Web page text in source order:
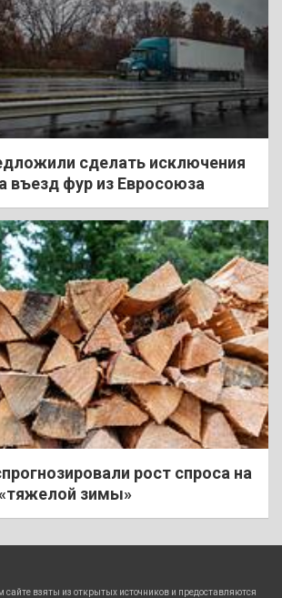
сделать исключения
въезд фур из Евросоюза
рост спроса на
зимы»
взяты из открытых источников и предоставляются